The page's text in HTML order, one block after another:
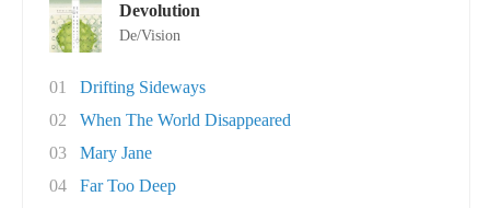
Devolution
De/Vision
01
Drifting Sideways
02
When The World Disappeared
03
Mary Jane
04
Far Too Deep